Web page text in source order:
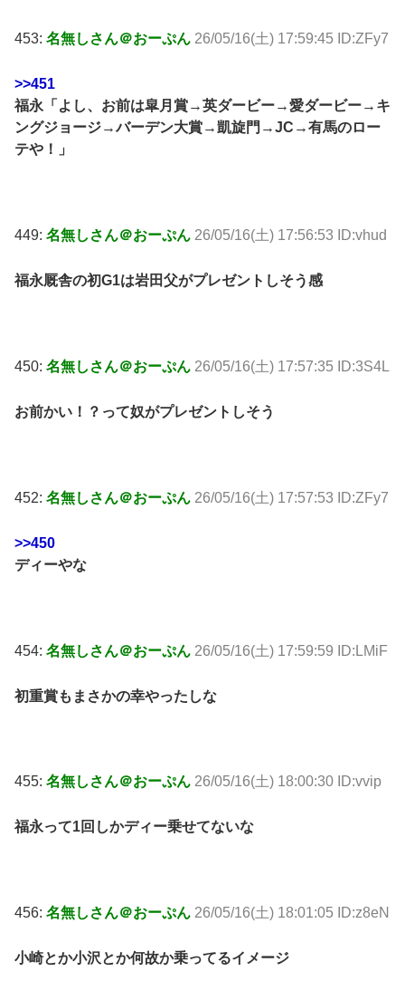
453: 名無しさん＠おーぷん 26/05/16(土) 17:59:45 ID:ZFy7
>>451
福永「よし、お前は皐月賞→英ダービー→愛ダービー→キ
ングジョージ→バーデン大賞→凱旋門→JC→有馬のロー
テや！」
449: 名無しさん＠おーぷん 26/05/16(土) 17:56:53 ID:vhud
福永厩舎の初G1は岩田父がプレゼントしそう感
450: 名無しさん＠おーぷん 26/05/16(土) 17:57:35 ID:3S4L
お前かい！？って奴がプレゼントしそう
452: 名無しさん＠おーぷん 26/05/16(土) 17:57:53 ID:ZFy7
>>450
ディーやな
454: 名無しさん＠おーぷん 26/05/16(土) 17:59:59 ID:LMiF
初重賞もまさかの幸やったしな
455: 名無しさん＠おーぷん 26/05/16(土) 18:00:30 ID:vvip
福永って1回しかディー乗せてないな
456: 名無しさん＠おーぷん 26/05/16(土) 18:01:05 ID:z8eN
小崎とか小沢とか何故か乗ってるイメージ